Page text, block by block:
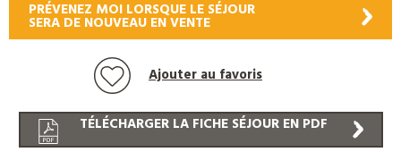
PRÉVENEZ MOI LORSQUE LE SÉJOUR
SERA DE NOUVEAU EN VENTE
Ajouter au favoris
TÉLÉCHARGER LA FICHE SÉJOUR EN PDF